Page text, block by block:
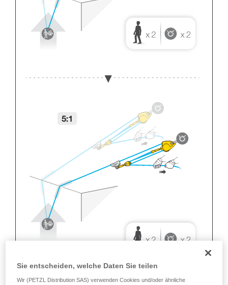
Sie entscheiden, welche Daten Sie teilen
Wir (PETZL Distribution SAS) verwenden Cookies und/oder ähnliche